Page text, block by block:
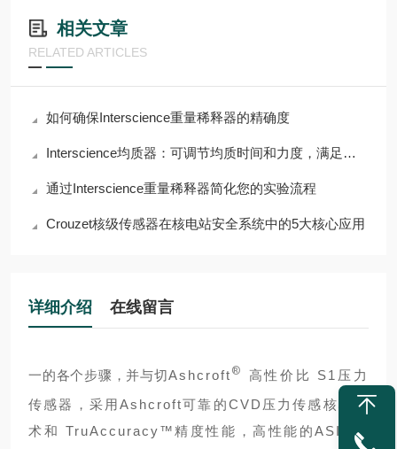
相关文章
RELATED ARTICLES
如何确保Interscience重量稀释器的精确度
Interscience均质器：可调节均质时间和力度，满足多样需求
通过Interscience重量稀释器简化您的实验流程
Crouzet核级传感器在核电站安全系统中的5大核心应用
详细介绍 在线留言
一的各个步骤，并与切Ashcroft ®
高性价比 S1压力
传感器，采用Ashcroft可靠的CVD压力传感核心技
术和 TruAccuracy™精度性能，高性能的ASIC以